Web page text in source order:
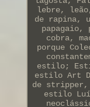
lebre,
de rapina,
papagaio,
cobra,
porque
estilo;
estilo Art
de
estilo